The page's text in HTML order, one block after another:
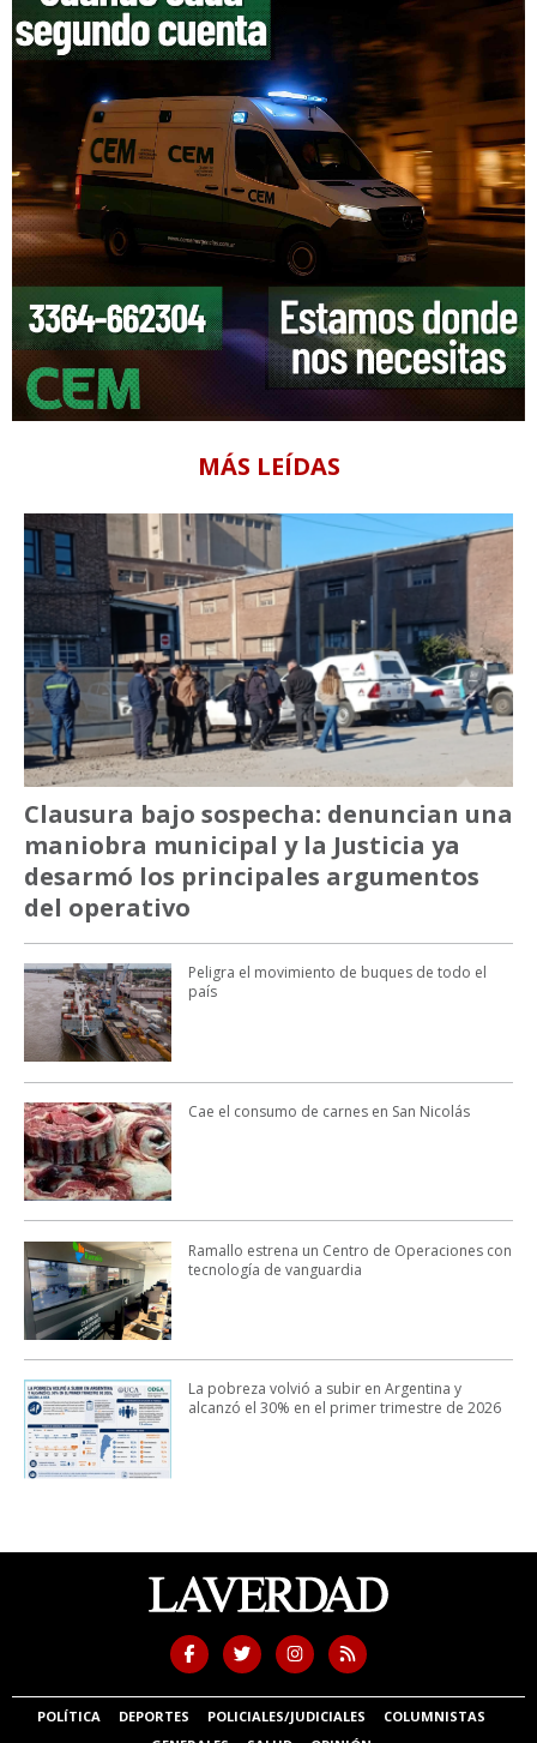
MÁS LEÍDAS
Clausura bajo sospecha: denuncian una
maniobra municipal y la Justicia ya
desarmó los principales argumentos
del operativo
Peligra el movimiento de buques de todo el
país
Cae el consumo de carnes en San Nicolás
Ramallo estrena un Centro de Operaciones con
tecnología de vanguardia
La pobreza volvió a subir en Argentina y
alcanzó el 30% en el primer trimestre de 2026
POLÍTICA DEPORTES POLICIALES/JUDICIALES
COLUMNISTAS